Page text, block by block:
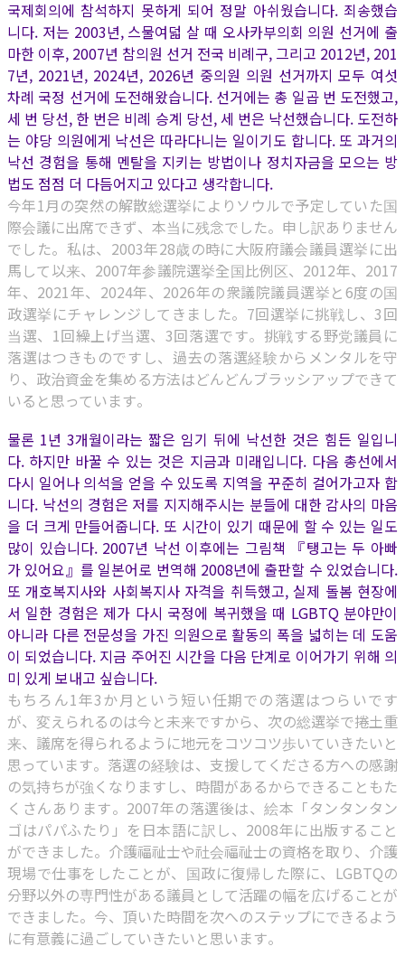
국제회의에 참석하지 못하게 되어 정말 아쉬웠습니다. 죄송했습
니다. 저는 2003년, 스물여덟 살 때 오사카부의회 의원 선거에 출
마한 이후, 2007년 참의원 선거 전국 비례구, 그리고 2012년, 201
7년, 2021년, 2024년, 2026년 중의원 의원 선거까지 모두 여섯
차례 국정 선거에 도전해왔습니다. 선거에는 총 일곱 번 도전했고,
세 번 당선, 한 번은 비례 승계 당선, 세 번은 낙선했습니다. 도전하
는 야당 의원에게 낙선은 따라다니는 일이기도 합니다. 또 과거의
낙선 경험을 통해 멘탈을 지키는 방법이나 정치자금을 모으는 방
법도 점점 더 다듬어지고 있다고 생각합니다.
今年1月の突然の解散総選挙によりソウルで予定していた国
際会議に出席できず、本当に残念でした。申し訳ありません
でした。私は、2003年28歳の時に大阪府議会議員選挙に出
馬して以来、2007年参議院選挙全国比例区、2012年、2017
年、2021年、2024年、2026年の衆議院議員選挙と6度の国
政選挙にチャレンジしてきました。7回選挙に挑戦し、3回
当選、1回繰上げ当選、3回落選です。挑戦する野党議員に
落選はつきものですし、過去の落選経験からメンタルを守
り、政治資金を集める方法はどんどんブラッシアップできて
いると思っています。
물론 1년 3개월이라는 짧은 임기 뒤에 낙선한 것은 힘든 일입니
다. 하지만 바꿀 수 있는 것은 지금과 미래입니다. 다음 총선에서
다시 일어나 의석을 얻을 수 있도록 지역을 꾸준히 걸어가고자 합
니다. 낙선의 경험은 저를 지지해주시는 분들에 대한 감사의 마음
을 더 크게 만들어줍니다. 또 시간이 있기 때문에 할 수 있는 일도
많이 있습니다. 2007년 낙선 이후에는 그림책 『탱고는 두 아빠
가 있어요』를 일본어로 번역해 2008년에 출판할 수 있었습니다.
또 개호복지사와 사회복지사 자격을 취득했고, 실제 돌봄 현장에
서 일한 경험은 제가 다시 국정에 복귀했을 때 LGBTQ 분야만이
아니라 다른 전문성을 가진 의원으로 활동의 폭을 넓히는 데 도움
이 되었습니다. 지금 주어진 시간을 다음 단계로 이어가기 위해 의
미 있게 보내고 싶습니다.
もちろん1年3か月という短い任期での落選はつらいです
が、変えられるのは今と未来ですから、次の総選挙で捲土重
来、議席を得られるように地元をコツコツ歩いていきたいと
思っています。落選の経験は、支援してくださる方への感謝
の気持ちが強くなりますし、時間があるからできることもた
くさんあります。2007年の落選後は、絵本「タンタンタン
ゴはパパふたり」を日本語に訳し、2008年に出版すること
ができました。介護福祉士や社会福祉士の資格を取り、介護
現場で仕事をしたことが、国政に復帰した際に、LGBTQの
分野以外の専門性がある議員として活躍の幅を広げることが
できました。今、頂いた時間を次へのステップにできるよう
に有意義に過ごしていきたいと思います。